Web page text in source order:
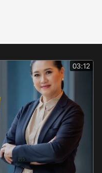
03:12